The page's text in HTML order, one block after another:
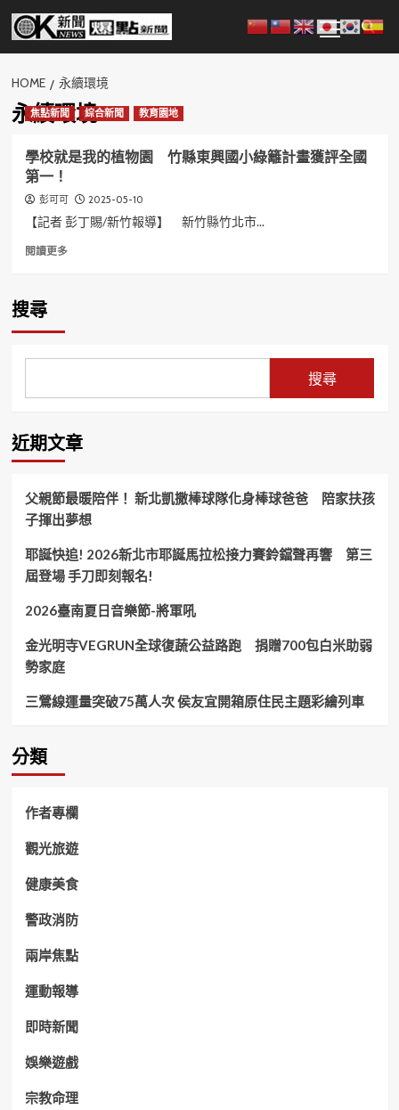
Skip
content
Menu
HOME 永續環境
永續環境
焦點新聞 綜合新聞 教育園地
學校就是我的植物園 竹縣東興國小綠籬計畫獲評全國
第一！
彭可可 2025-05-10
【記者 彭丁賜/新竹報導】 新竹縣竹北市...
閱讀更多Read
植
園
竹
興
國
綠
籬
計
畫
獲
評
全
一！
搜尋
搜尋
近期文章
父親節最暖陪伴！ 新北凱撒棒球隊化身棒球爸爸 陪家扶孩
子揮出夢想
耶誕快追! 2026新北市耶誕馬拉松接力賽鈴鐺聲再響 第三
屆登場 手刀即刻報名!
2026臺南夏日音樂節-將軍吼
金光明寺VEGRUN全球復蔬公益路跑 捐贈700包白米助弱
勢家庭
三鶯線運量突破75萬人次 侯友宜開箱原住民主題彩繪列車
分類
作者專欄
觀光旅遊
健康美食
警政消防
兩岸焦點
運動報導
即時新聞
娛樂遊戲
宗教命理